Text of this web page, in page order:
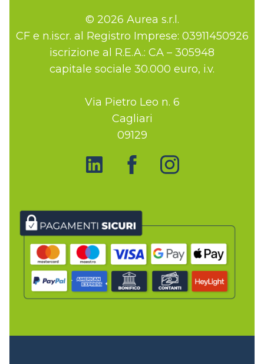
© 2026 Aurea s.r.l.
CF e n.iscr. al Registro Imprese: 03911450926
iscrizione al R.E.A.: CA – 305948
capitale sociale 30.000 euro, i.v.
Via Pietro Leo n. 6
Cagliari
09129